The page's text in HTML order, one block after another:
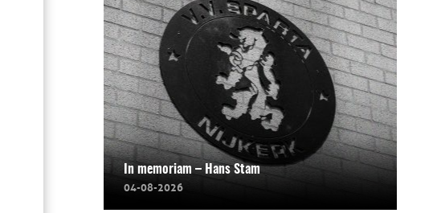
In memoriam – Hans Stam
04-08-2026